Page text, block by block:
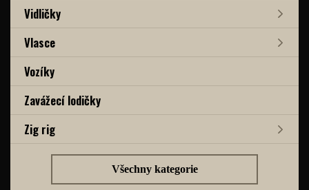
Vidličky
Vlasce
Vozíky
Zavážecí lodičky
Zig rig
Všechny kategorie